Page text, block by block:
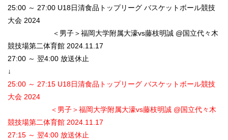
25:00 ～ 27:00 U18日清食品トップリーグ バスケットボール競技
大会 2024
＜男子＞福岡大学附属大濠vs藤枝明誠 @国立代々木
競技場第二体育館 2024.11.17
27:00 ～ 翌4:00 放送休止
↓
25:00 ～ 27:15 U18日清食品トップリーグ バスケットボール競技
大会 2024
＜男子＞福岡大学附属大濠vs藤枝明誠 @国立代々木
競技場第二体育館 2024.11.17
27:15 ～ 翌4:00 放送休止